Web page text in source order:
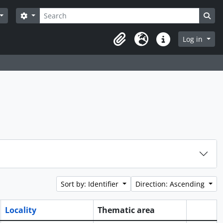
Search
Search options
ClipboardLanguageQuick linksLog in
Sort by: Identifier Direction: Ascending
Locality
Thematic area